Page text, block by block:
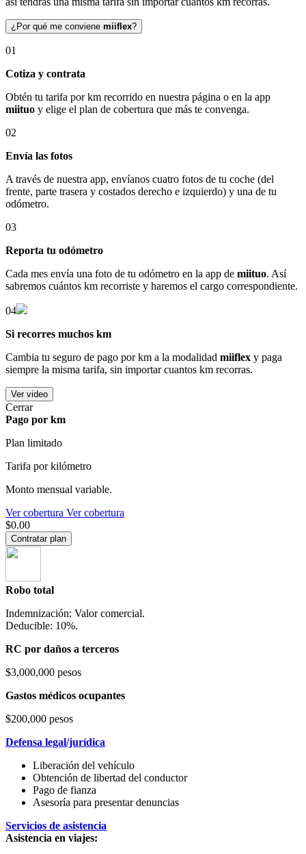
¿Por qué me conviene miiflex?
01
Cotiza y contrata
Obtén tu tarifa por km recorrido en nuestra página o en la app
miituo y elige el plan de cobertura que más te convenga.
02
Envía las fotos
A través de nuestra app, envíanos cuatro fotos de tu coche (del
frente, parte trasera y costados derecho e izquierdo) y una de tu
odómetro.
03
Reporta tu odómetro
Cada mes envía una foto de tu odómetro en la app de miituo. Así
sabremos cuántos km recorriste y haremos el cargo correspondiente.
04
Si recorres muchos km
Cambia tu seguro de pago por km a la modalidad miiflex y paga
siempre la misma tarifa, sin importar cuantos km recorras.
Ver video
Cerrar
Pago por km
Plan limitado
Tarifa por kilómetro
Monto mensual variable.
Ver cobertura Ver cobertura
$0.00
Contratar plan
Robo total
Indemnización: Valor comercial.
Deducible: 10%.
RC por daños a terceros
$3,000,000 pesos
Gastos médicos ocupantes
$200,000 pesos
Defensa legal/jurídica
Liberación del vehículo
Obtención de libertad del conductor
Pago de fianza
Asesoría para presentar denuncias
Servicios de asistencia
Asistencia en viajes: